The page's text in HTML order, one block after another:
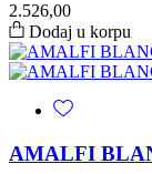
2.526,00
Dodaj u korpu
AMALFI